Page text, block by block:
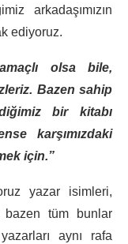
arkadaşımızın
ediyoruz.
olsa bile,
Bazen sahip
bir kitabı
karşımızdaki
için.”
yazar isimleri,
bazen tüm bunlar
aynı rafa